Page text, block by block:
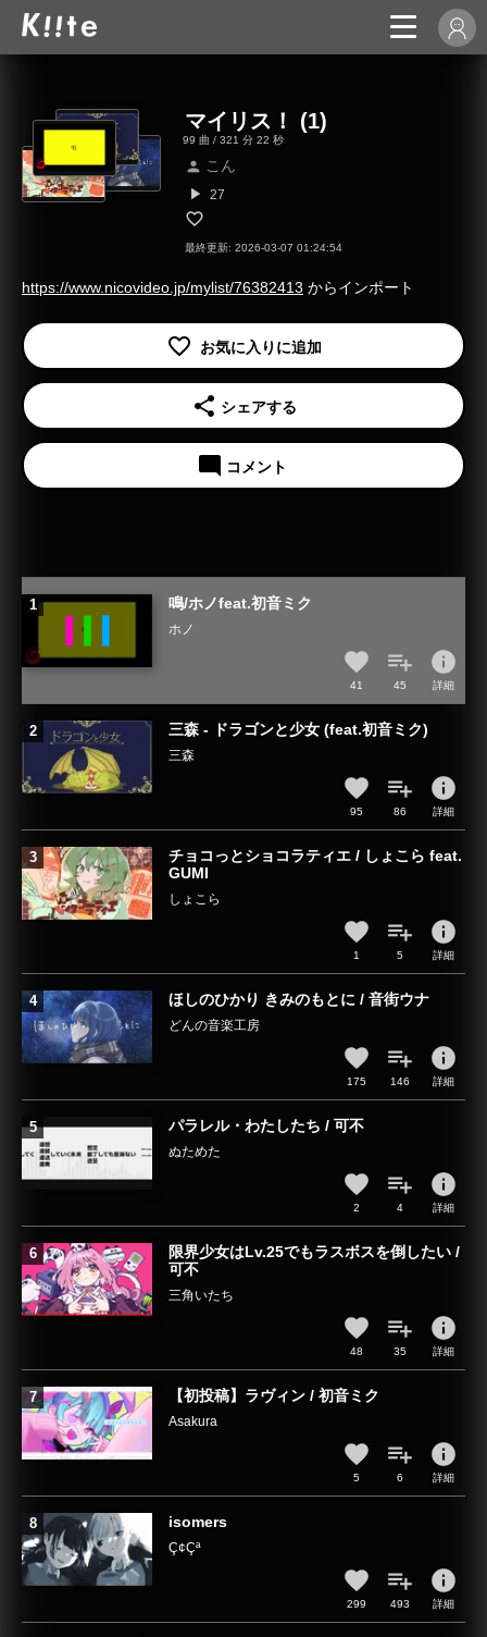
マイリス！ (1)
99 曲 / 321 分 22 秒
person こん
play_arrow 27
最終更新: 2026-03-07 01:24:54
https://www.nicovideo.jp/mylist/76382413 からインポート
share シェアする
mode_comment コメント
鳴/ホノfeat.初音ミク
ホノ
41 45
info
詳細
三森 - ドラゴンと少女 (feat.初音ミク)
三森
95 86
info
詳細
チョコっとショコラティエ / しょこら feat.
GUMI
しょこら
1 5
info
詳細
ほしのひかり きみのもとに / 音街ウナ
どんの音楽工房
175 146
info
詳細
パラレル・わたしたち / 可不
ぬためた
2 4
info
詳細
限界少女はLv.25でもラスボスを倒したい /
可不
三角いたち
48 35
info
詳細
【初投稿】ラヴィン / 初音ミク
Asakura
5 6
info
詳細
isomers
Ç¢Çª
299 493
info
詳細